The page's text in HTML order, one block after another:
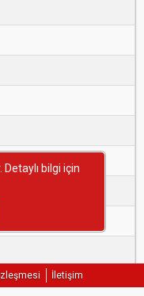
İletişim
bilgi için